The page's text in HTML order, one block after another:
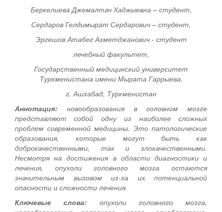
Беркелиева Джемалтач Хаджыевна– студент,
Сердаров Гелдимырат Сердарович – студент,
Эргешов Атабег Ахметджанович- студент
лечебный факультет,
Государственный медицинский университет
Туркменистана имени Мырата Гаррыева.
г. Ашхабад, Туркменистан
Аннотация: новообразования в головном мозге
представляют собой одну из наиболее сложных
проблем современной медицины. Это патологические
образования, которые могут быть как
доброкачественными, так и злокачественными.
Несмотря на достижения в области диагностики и
лечения, опухоли головного мозга остаются
значительным вызовом из-за их потенциальной
опасности и сложности лечения.
Ключевые слова:
опухоли головного мозга,